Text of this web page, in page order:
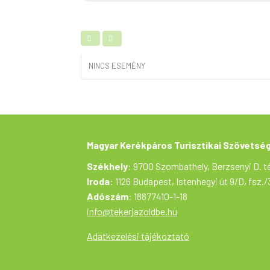
NINCS ESEMÉNY
Magyar Kerékpáros Turisztikai
Székhely: 9700 Szombathely, Berzsenyi D.
Iroda: 1126 Budapest, Istenhegyi út 9/D, fsz./
Adószám: 18877410-1-18
info@tekerjazoldbe.hu
Adatkezelési tájékoztató